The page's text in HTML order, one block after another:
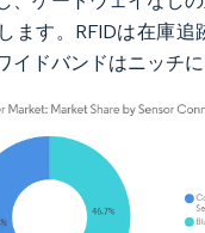
ます。RFIDは在庫追
イドバンドはニッチに